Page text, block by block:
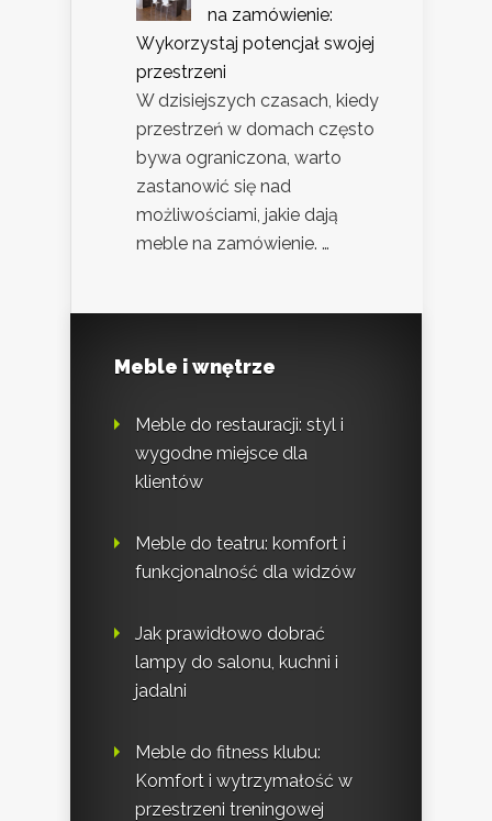
na zamówienie:
Wykorzystaj potencjał swojej
przestrzeni
W dzisiejszych czasach, kiedy
przestrzeń w domach często
bywa ograniczona, warto
zastanowić się nad
możliwościami, jakie dają
meble na zamówienie. …
Meble i wnętrze
Meble do restauracji: styl i
wygodne miejsce dla
klientów
Meble do teatru: komfort i
funkcjonalność dla widzów
Jak prawidłowo dobrać
lampy do salonu, kuchni i
jadalni
Meble do fitness klubu:
Komfort i wytrzymałość w
przestrzeni treningowej